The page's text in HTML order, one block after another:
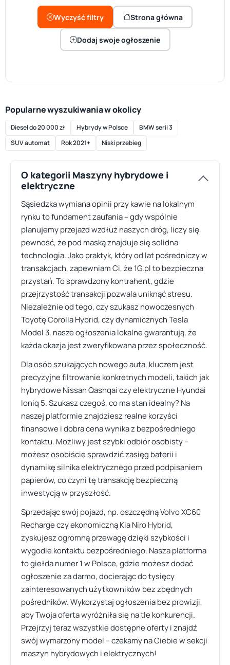
Wyczyść filtry Strona główna
Dodaj swoje ogłoszenie
Popularne wyszukiwania w okolicy
Diesel do 20 000 zł Hybrydy w Polsce
BMW serii 3
SUV automat
Rok 2021+ Niski przebieg
O kategorii Maszyny hybrydowe i
elektryczne
Sąsiedzka wymiana opinii przy kawie na lokalnym
rynku to fundament zaufania – gdy wspólnie
planujemy przejazd wzdłuż naszych dróg, liczy się
pewność, że pod maską znajduje się solidna
technologia. Jako praktyk, który od lat pośredniczy w
transakcjach, zapewniam Ci, że 1G.pl to bezpieczna
przystań. To sprawdzony kontrahent, gdzie
przejrzystość transakcji pozwala uniknąć stresu.
Niezależnie od tego, czy szukasz nowoczesnych
Toyotę Corolla Hybrid, czy dynamicznych Tesla
Model 3, nasze ogłoszenia lokalne gwarantują, że
każda okazja jest zweryfikowana przez społeczność.
Dla osób szukających nowego auta, kluczem jest
precyzyjne filtrowanie konkretnych modeli, takich jak
hybrydowe Nissan Qashqai czy elektryczne Hyundai
Ioniq 5. Szukasz czegoś, co ma stan idealny? Na
naszej platformie znajdziesz realne korzyści
finansowe i dobra cena wynika z bezpośredniego
kontaktu. Możliwy jest szybki odbiór osobisty –
możesz osobiście sprawdzić zasięg baterii i
dynamikę silnika elektrycznego przed podpisaniem
papierów, co czyni tę transakcję bezpieczną
inwestycją w przyszłość.
Sprzedając swój pojazd, np. oszczędną Volvo XC60
Recharge czy ekonomiczną Kia Niro Hybrid,
zyskujesz ogromną przewagę dzięki szybkości i
wygodie kontaktu bezpośredniego. Nasza platforma
to giełda numer 1 w Polsce, gdzie możesz dodać
ogłoszenie za darmo, docierając do tysięcy
zainteresowanych użytkowników bez zbędnych
pośredników. Wykorzystaj ogłoszenia bez prowizji,
aby Twoja oferta wyróżniła się na tle konkurencji.
Przejrzyj teraz wszystkie dostępne oferty i znajdź
swój wymarzony model – czekamy na Ciebie w sekcji
maszyn hybrydowych i elektrycznych!